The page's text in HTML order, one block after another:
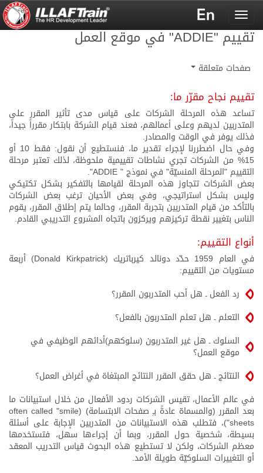
Toggle
navigation
تقييم "ADDIE" في موقع العمل
صفحات متعلقة
تقييم نجاح مقرّر ما:
تساعد هذه المرحلة الشركات على قياس مدى تأثير المقرر على
المتدربين لديهم وعلى أعمالهم، فعند قيام الشركة بابتكار مقرراً جيداً،
فذلك يوفر في الوقت والمصادر.
وفي حال اضطررنا لإجراء تقدير ما، فنستطيع أن نقول: فقط 10 أو
15% من الشركات تجري نشاطات تقييمية ملحوظة، لذلك تعتبر مرحلة
التقييم "المرحلة المنسيّة" في نموذج " ADDIE".
بعض الشركات تتجاوز هذه المرحلة لقيامها بالتفكير بشكل تكتيكي
وليس بشكل استراتيجي، وفي بعض الأحيان ترغب بعض الشركات
بالتأكد من قيام المتدربين بتجربة المقرر، وحالما يتم إطلاق المقرر، يقوم
الناس بتغيير نقطة تركيزهم ويركزون باتجاه المشروع التدريبي القادم.
أنواع التقييم:
في العام 1959 حدّد دونالد كيرباتريك (Donald Kirkpatrick) أربعة
مستويات من التقييم:
رد الفعل ـ هل أحب المتدربون المقرر؟
التعلم ـ هل تعلم المتدربون بالفعل؟
السلوك ـ هل غير المتدربون (سلوكهم)أدائهم الوظيفي في
موقع العمل؟
النتائج ـ هل حقق المقرر النتائج المبتغاة في أغراض العمل؟
في عالم الأعمال، تقيس الشركات ردود الأفعال من خلال استبيانات ما
بعد المقرر (والمسماة عادةً بـِ صفحات الابتسامة) (often called "smile
sheets")، فتطلب هذه الاستبيانات من المتدربين الإجابة على أسئلة
بسيطة، شخصية حول المقرر، وبما أن إجراءها سهل، فتستخدمها
معظم الشركات، ولكن لا تستطيع هذه البحوث قياس التدريب المعقد
أو التغييرات السلوكيّة طويلة الأمد.